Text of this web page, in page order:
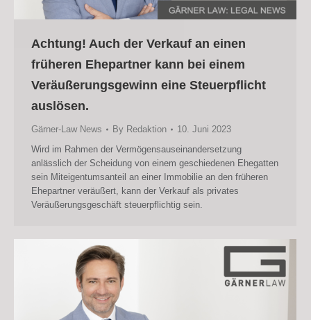
Achtung! Auch der Verkauf an einen
früheren Ehepartner kann bei einem
Veräußerungsgewinn eine Steuerpflicht
auslösen.
Gärner-Law News By Redaktion
10. Juni 2023
Wird im Rahmen der Vermögensauseinandersetzung
anlässlich der Scheidung von einem geschiedenen Ehegatten
sein Miteigentumsanteil an einer Immobilie an den früheren
Ehepartner veräußert, kann der Verkauf als privates
Veräußerungsgeschäft steuerpflichtig sein.